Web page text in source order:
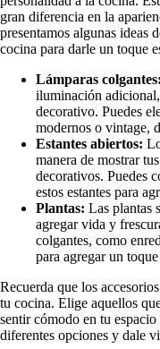
gran diferencia en la
presentamos algunas ideas
cocina para darle un toque
Lámparas colgantes:
iluminación
decorativo. Puedes
modernos o vintage,
Estantes abiertos:
manera de mostrar
decorativos. Puedes
estos estantes para
Plantas: Las plantas
agregar vida y
colgantes, como
para agregar un
Recuerda que los
tu cocina. Elige aquellos
sentir cómodo en tu
diferentes opciones y dale